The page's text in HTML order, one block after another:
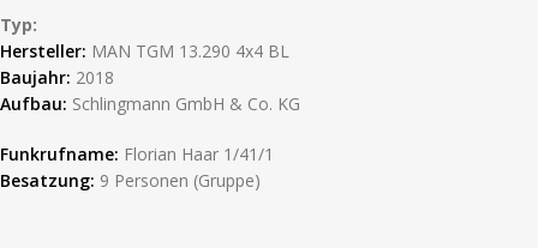
Typ:
Hersteller: MAN TGM 13.290 4x4 BL
Baujahr: 2018
Aufbau: Schlingmann GmbH & Co. KG
Funkrufname: Florian Haar 1/41/1
Besatzung: 9 Personen (Gruppe)